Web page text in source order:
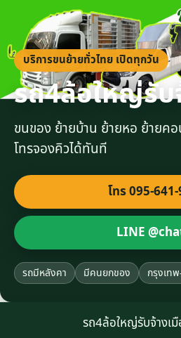
บริการขนย้ายทั่วไทย เปิดทุกวัน
รถ4ล้อใหญ่รับ
ขนของ ย้ายบ้าน ย้ายหอ ย้ายค
โทรจองคิวได้ทันที
โทร 095-
LINE
รถมีหลังคา มีคนยกของ กรุงเท
รถ4ล้อใหญ่รับจ้างเ